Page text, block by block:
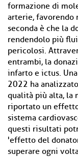
formazione di
arterie, favorendo
seconda è che la
rendendolo più
pericolosi.
entrambi, la
infarto e ictus.
2022 ha
qualità più alta, la
riportato un
sistema
questi risultati
'effetto del
superare ogni